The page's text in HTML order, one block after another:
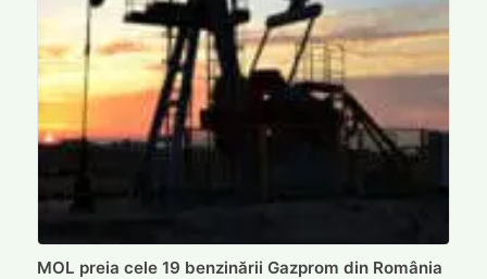
MOL preia cele 19 benzinării Gazprom din România